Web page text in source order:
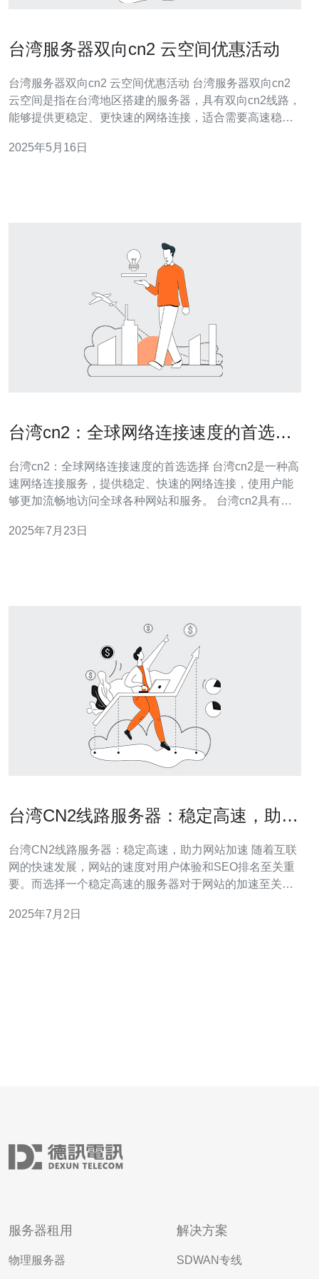
台湾服务器双向cn2 云空间优惠活动
台湾服务器双向cn2 云空间优惠活动 台湾服务器双向cn2
云空间是指在台湾地区搭建的服务器，具有双向cn2线路，
能够提供更稳定、更快速的网络连接，适合需要高速稳定
拟存储空间，可以灵活扩展和管理。 本次优惠活动针对台
2025年5月16日
台湾cn2：全球网络连接速度的首选选
台湾cn2：全球网络连接速度的首选选择 台湾cn2是一种高
速网络连接服务，提供稳定、快速的网络连接，使用户能
够更加流畅地访问全球各种网站和服务。 台湾cn2具有以
对网络速度要求较高的用户。 全球覆盖：台湾cn2连接全
2025年7月23日
台湾CN2线路服务器：稳定高速，助力
台湾CN2线路服务器：稳定高速，助力网站加速 随着互联
网的快速发展，网站的速度对用户体验和SEO排名至关重
要。而选择一个稳定高速的服务器对于网站的加速至关重
CN2线路服务器是指连接中国大陆和台湾的专用线路，拥
2025年7月2日
服务器租用
物理服务器
解决方案
SDWAN专线